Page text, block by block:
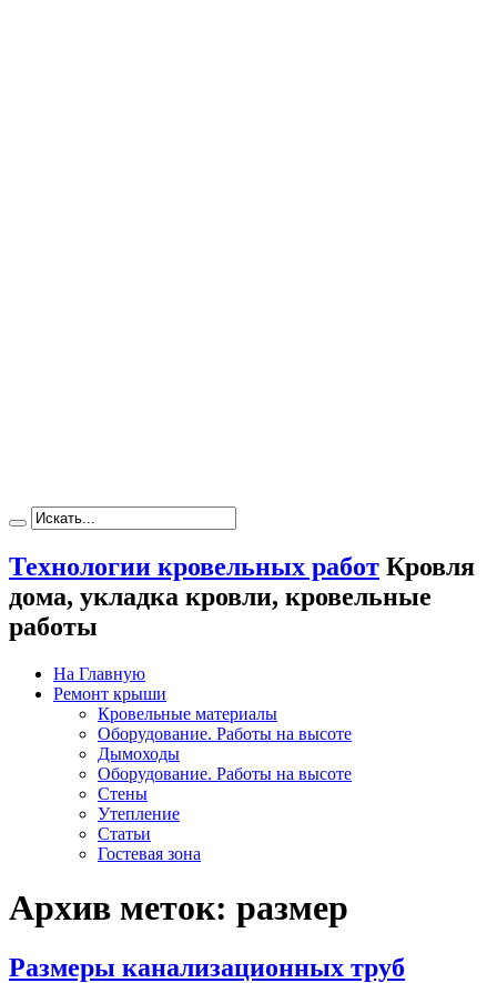
Технологии кровельных работ Кровля
дома, укладка кровли, кровельные
работы
На Главную
Ремонт крыши
Кровельные материалы
Оборудование. Работы на высоте
Дымоходы
Оборудование. Работы на высоте
Стены
Утепление
Статьи
Гостевая зона
Архив меток: размер
Размеры канализационных труб